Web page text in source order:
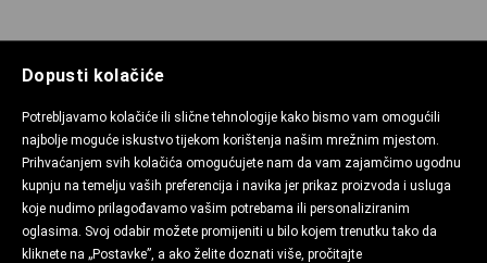
Dopusti kolačiće
Potrebljavamo kolačiće ili slične tehnologije kako bismo vam omogućili
najbolje moguće iskustvo tijekom korištenja našim mrežnim mjestom.
Prihvaćanjem svih kolačića omogućujete nam da vam zajamčimo ugodnu
kupnju na temelju vaših preferencija i navika jer prikaz proizvoda i usluga
koje nudimo prilagođavamo vašim potrebama ili personaliziranim
oglasima. Svoj odabir možete promijeniti u bilo kojem trenutku tako da
kliknete na „Postavke”, a ako želite doznati više, pročitajte